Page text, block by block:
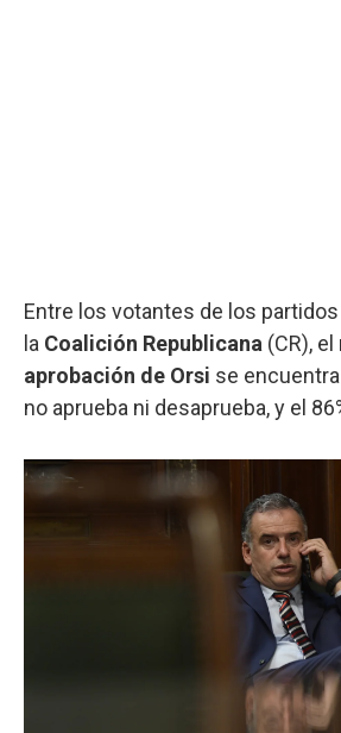
Entre los votantes de los
la Coalición Republicana (CR), el
aprobación de Orsi se encuentra
no aprueba ni desaprueba, y el